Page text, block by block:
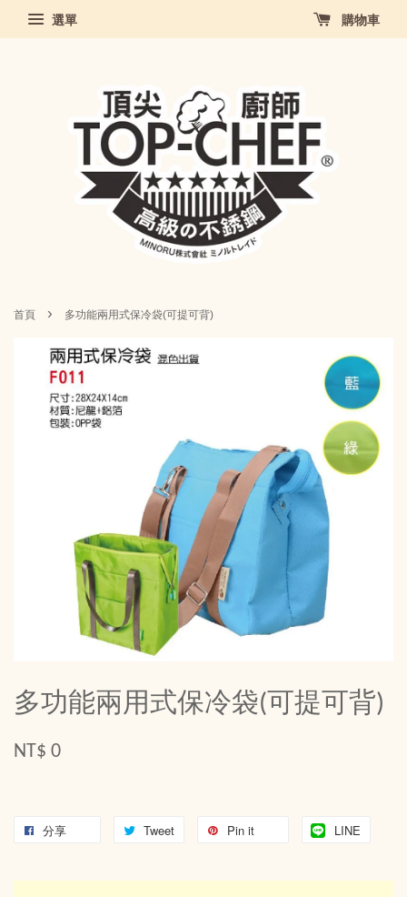
選單 購物車
首頁 › 多功能兩用式保冷袋(可提可背)
多功能兩用式保冷袋(可提可背)
NT$ 0
分享 Tweet Pin it LINE